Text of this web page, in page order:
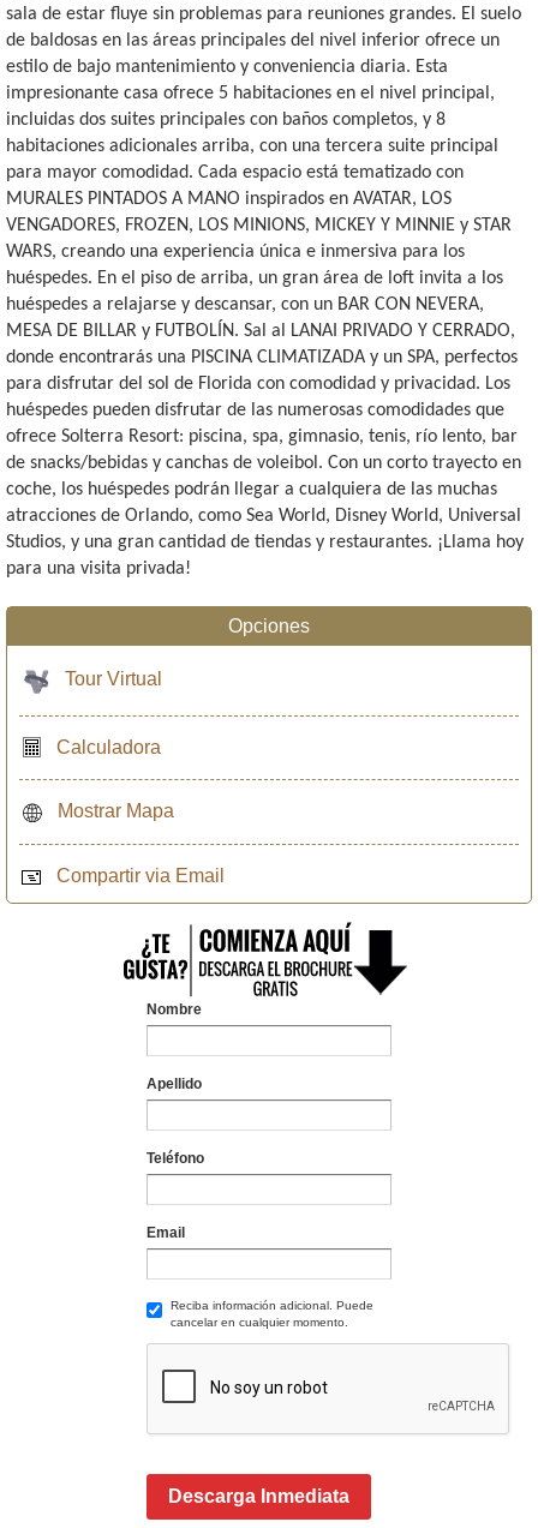
sala de estar fluye sin problemas para reuniones grandes. El suelo
de baldosas en las áreas principales del nivel inferior ofrece un
estilo de bajo mantenimiento y conveniencia diaria. Esta
impresionante casa ofrece 5 habitaciones en el nivel principal,
incluidas dos suites principales con baños completos, y 8
habitaciones adicionales arriba, con una tercera suite principal
para mayor comodidad. Cada espacio está tematizado con
MURALES PINTADOS A MANO inspirados en AVATAR, LOS
VENGADORES, FROZEN, LOS MINIONS, MICKEY Y MINNIE y STAR
WARS, creando una experiencia única e inmersiva para los
huéspedes. En el piso de arriba, un gran área de loft invita a los
huéspedes a relajarse y descansar, con un BAR CON NEVERA,
MESA DE BILLAR y FUTBOLÍN. Sal al LANAI PRIVADO Y CERRADO,
donde encontrarás una PISCINA CLIMATIZADA y un SPA, perfectos
para disfrutar del sol de Florida con comodidad y privacidad. Los
huéspedes pueden disfrutar de las numerosas comodidades que
ofrece Solterra Resort: piscina, spa, gimnasio, tenis, río lento, bar
de snacks/bebidas y canchas de voleibol. Con un corto trayecto en
coche, los huéspedes podrán llegar a cualquiera de las muchas
atracciones de Orlando, como Sea World, Disney World, Universal
Studios, y una gran cantidad de tiendas y restaurantes. ¡Llama hoy
para una visita privada!
Opciones
Tour Virtual
Calculadora
Mostrar Mapa
Compartir via Email
Nombre
Apellido
Teléfono
Email
Reciba información adicional. Puede
cancelar en cualquier momento.
Descarga Inmediata